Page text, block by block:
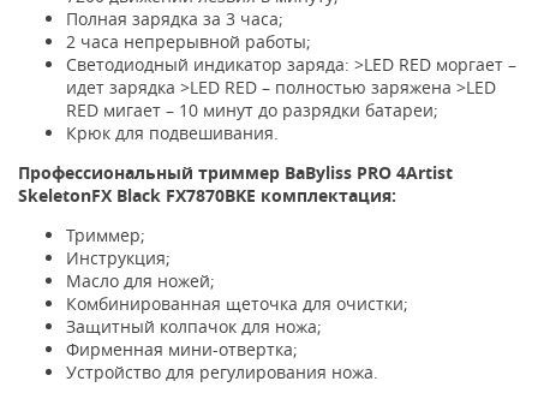
Полная зарядка за 3 часа;
2 часа непрерывной работы;
Светодиодный индикатор заряда: >LED RED моргает –
идет зарядка >LED RED – полностью заряжена >LED
RED мигает – 10 минут до разрядки батареи;
Крюк для подвешивания.
Профессиональный триммер BaByliss PRO 4Artist
SkeletonFX Black FX7870BKE комплектация:
Триммер;
Инструкция;
Масло для ножей;
Комбинированная щеточка для очистки;
Защитный колпачок для ножа;
Фирменная мини-отвертка;
Устройство для регулирования ножа.